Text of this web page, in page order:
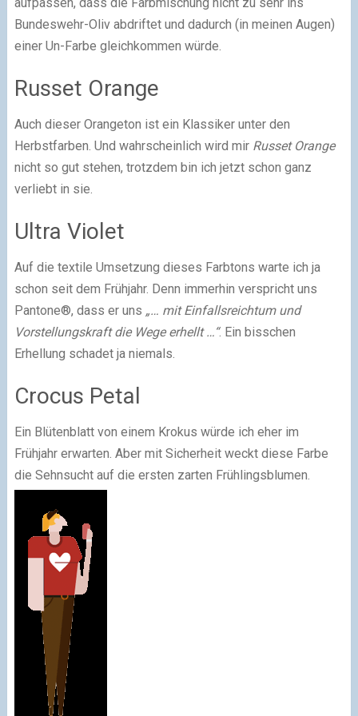
Bundeswehr-Oliv abdriftet und dadurch (in meinen Augen)
einer Un-Farbe gleichkommen würde.
Russet Orange
Auch dieser Orangeton ist ein Klassiker unter den
Herbstfarben. Und wahrscheinlich wird mir Russet Orange
nicht so gut stehen, trotzdem bin ich jetzt schon ganz
verliebt in sie.
Ultra Violet
Auf die textile Umsetzung dieses Farbtons warte ich ja
schon seit dem Frühjahr. Denn immerhin verspricht uns
Pantone®, dass er uns „… mit Einfallsreichtum und
Vorstellungskraft die Wege erhellt …“. Ein bisschen
Erhellung schadet ja niemals.
Crocus Petal
Ein Blütenblatt von einem Krokus würde ich eher im
Frühjahr erwarten. Aber mit Sicherheit weckt diese Farbe
die Sehnsucht auf die ersten zarten Frühlingsblumen.